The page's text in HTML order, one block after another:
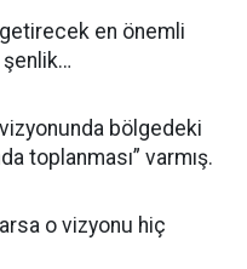
getirecek en önemli
şenlik…
vizyonunda bölgedeki
toplanması” varmış.
o vizyonu hiç